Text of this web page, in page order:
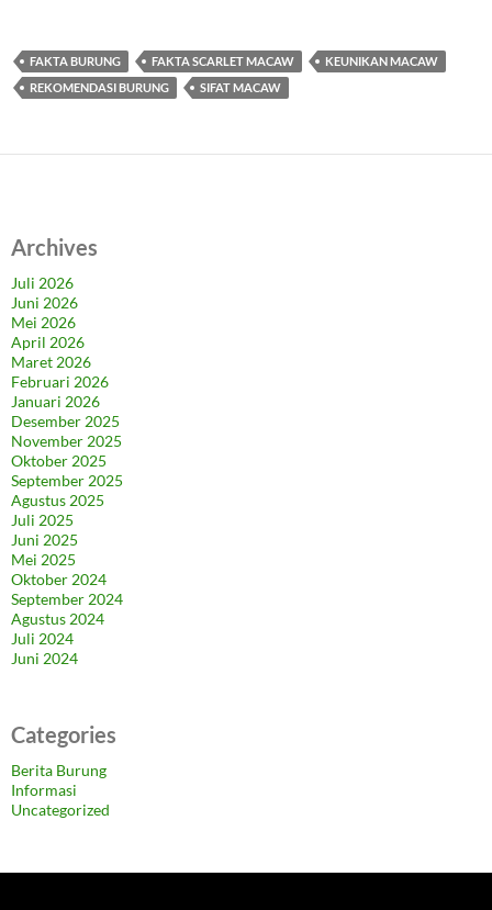
FAKTA BURUNG FAKTA SCARLET MACAW
KEUNIKAN MACAW
REKOMENDASI BURUNG
SIFAT MACAW
Archives
Juli 2026
Juni 2026
Mei 2026
April 2026
Maret 2026
Februari 2026
Januari 2026
Desember 2025
November 2025
Oktober 2025
September 2025
Agustus 2025
Juli 2025
Juni 2025
Mei 2025
Oktober 2024
September 2024
Agustus 2024
Juli 2024
Juni 2024
Categories
Berita Burung
Informasi
Uncategorized